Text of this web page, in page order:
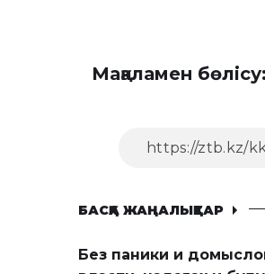
Мақаламен бөлісу:
БАСҚА ЖАҢАЛЫҚТАР
Без паники и